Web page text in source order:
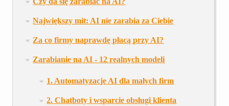
Największy mit: AI nie zarabia za Ciebie
Za co firmy naprawdę płacą przy AI?
Zarabianie na AI - 12 realnych modeli
1. Automatyzacje AI dla małych firm
2. Chatboty i wsparcie obsługi klienta